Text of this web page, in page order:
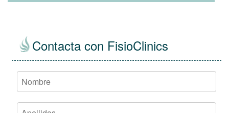
Contacta con FisioClinics